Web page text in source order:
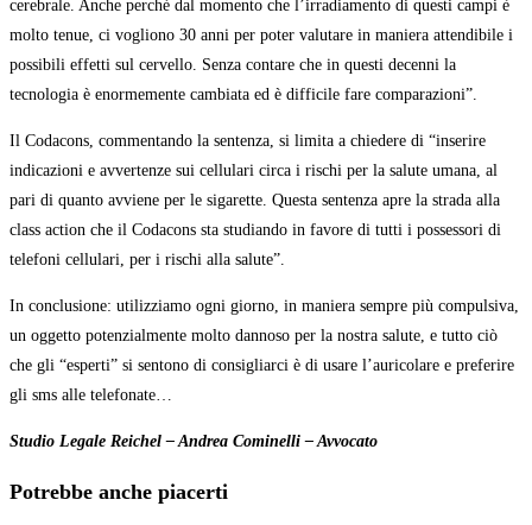
cerebrale. Anche perché dal momento che l’irradiamento di questi campi è
molto tenue, ci vogliono 30 anni per poter valutare in maniera attendibile i
possibili effetti sul cervello. Senza contare che in questi decenni la
tecnologia è enormemente cambiata ed è difficile fare comparazioni”.
Il Codacons, commentando la sentenza, si limita a chiedere di “inserire
indicazioni e avvertenze sui cellulari circa i rischi per la salute umana, al
pari di quanto avviene per le sigarette. Questa sentenza apre la strada alla
class action che il Codacons sta studiando in favore di tutti i possessori di
telefoni cellulari, per i rischi alla salute”.
In conclusione: utilizziamo ogni giorno, in maniera sempre più compulsiva,
un oggetto potenzialmente molto dannoso per la nostra salute, e tutto ciò
che gli “esperti” si sentono di consigliarci è di usare l’auricolare e preferire
gli sms alle telefonate…
Studio Legale Reichel – Andrea Cominelli – Avvocato
Potrebbe anche piacerti